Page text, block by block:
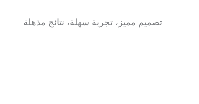
تصميم مميز، تجربة سهلة، نتائج مذهلة